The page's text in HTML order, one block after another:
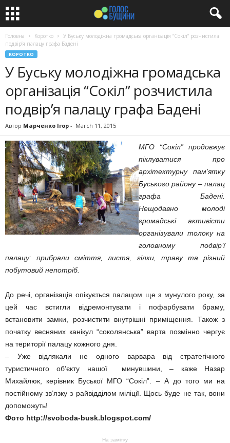
Головна Коротко
У Буську молодіжна громадська організація “Сокіл” розчистила
подвір’я палацу графа Бадені
КОРОТКО
У Буську молодіжна громадська
організація “Сокіл” розчистила
подвір’я палацу графа Бадені
Автор Марченко Ігор - March 11, 2015
МГО “Сокіл” продовжує
піклуватися про
архітектурну пам’ятку
Буського району – палац
графа Бадені.
Нещодавно молоді
громадські активісти
організували толоку на
головному подвір’ї
палацу: прибрали сміття, листя, гілки, траву та різний
побутовий непотріб.
До речі, організація опікується палацом ще з мунулого року, за
цей час встигли відремонтувати і пофарбувати браму,
встановити замки, розчистити внутрішні приміщення. Також з
початку весняних канікул “соколянська” варта позмінно чергує
на території палацу кожного дня.
– Уже відлякали не одного варвара від стратегічного
туристичного об’єкту нашої минувшини, – каже Назар
Михайлюк, керівник Буської МГО “Сокіл”. – А до того ми на
постійному зв’язку з райвідділом міліції. Щось буде не так, вони
допоможуть!
Фото http://svoboda-busk.blogspot.com/
На замітку